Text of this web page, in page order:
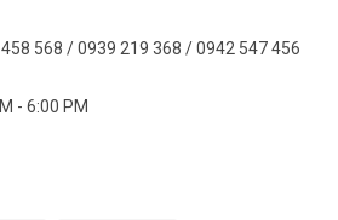
568 / 0939 219 368 / 0942 547 456
- 6:00 PM